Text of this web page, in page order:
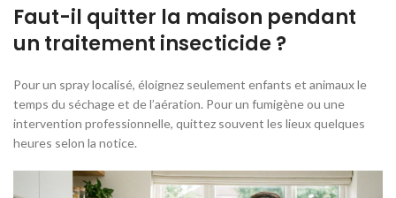
Faut-il quitter la maison pendant
un traitement insecticide ?
Pour un spray localisé, éloignez seulement enfants et animaux le
temps du séchage et de l’aération. Pour un fumigène ou une
intervention professionnelle, quittez souvent les lieux quelques
heures selon la notice.